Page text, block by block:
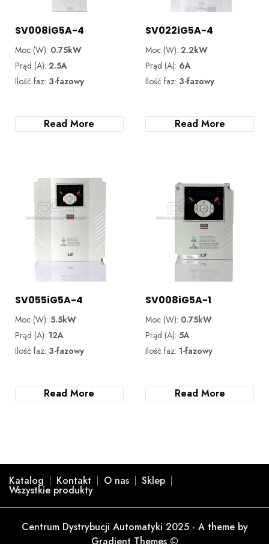
SV008iG5A-4
Moc (W): 0.75kW
Prąd (A): 2.5A
Ilość faz: 3-fazowy
Read More
SV022iG5A-4
Moc (W): 2.2kW
Prąd (A): 6A
Ilość faz: 3-fazowy
Read More
SV055iG5A-4
Moc (W): 5.5kW
Prąd (A): 12A
Ilość faz: 3-fazowy
Read More
SV008iG5A-1
Moc (W): 0.75kW
Prąd (A):5A
Ilość faz:1-fazowy
Read More
Katalog Kontakt O nas Sklep
Wszystkie produkty
Centrum Dystrybucji Automatyki 2025 - A theme by
Gradient Themes ©